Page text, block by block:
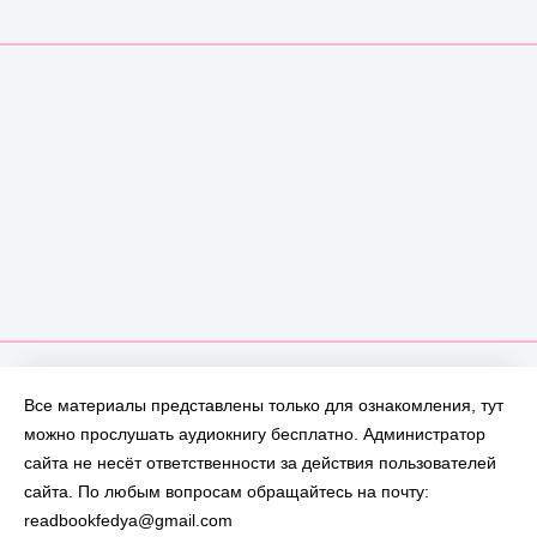
Все материалы представлены только для ознакомления, тут
можно прослушать аудиокнигу бесплатно. Администратор
сайта не несёт ответственности за действия пользователей
сайта. По любым вопросам обращайтесь на почту:
readbookfedya@gmail.com